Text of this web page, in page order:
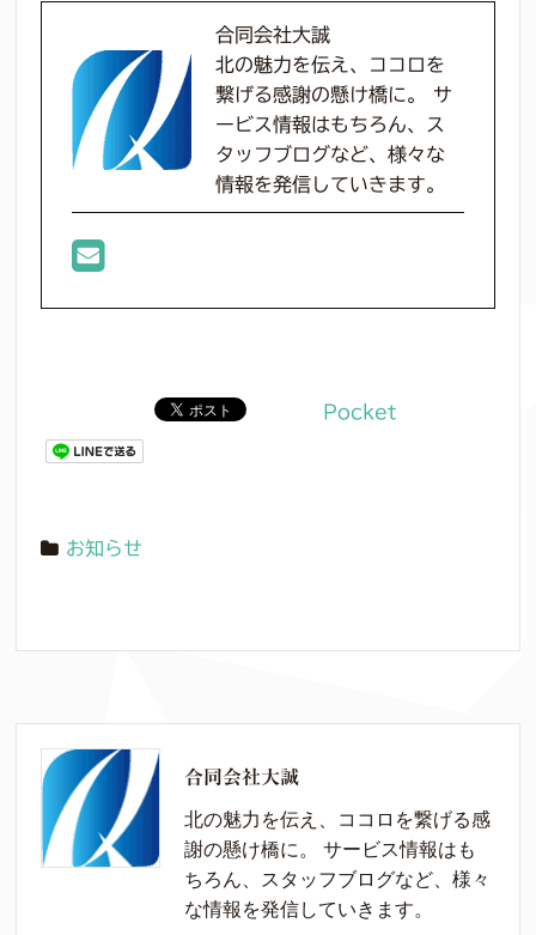
合同会社大誠
北の魅力を伝え、ココロを
繋げる感謝の懸け橋に。 サ
ービス情報はもちろん、ス
タッフブログなど、様々な
情報を発信していきます。
Pocket
お知らせ
合同会社大誠
北の魅力を伝え、ココロを繋げる感
謝の懸け橋に。 サービス情報はも
ちろん、スタッフブログなど、様々
な情報を発信していきます。